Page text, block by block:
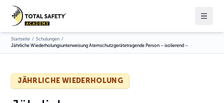
Startseite / Schulungen /
Jährliche Wiederholungsunterweisung Atemschutzgerätetragende Person – isolierend –
JÄHRLICHE WIEDERHOLUNG